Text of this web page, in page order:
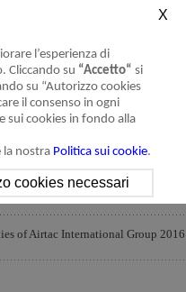
of Airtac International Group 2016
of Airtac International Group 2016
of Airtac International Group for
of Airtac International Group 2016
l’esperienza di
Cliccando su “Accetto“ si
su “Autorizzo cookies
il consenso in ogni
sui cookies in fondo alla
la nostra Politica sui cookie.